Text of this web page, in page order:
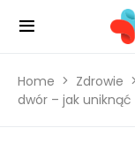
Home Zdrowie
dwór – jak